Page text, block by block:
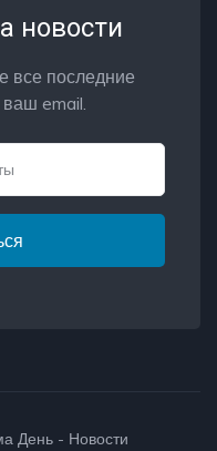
новости
все последние
email.
День - Новости